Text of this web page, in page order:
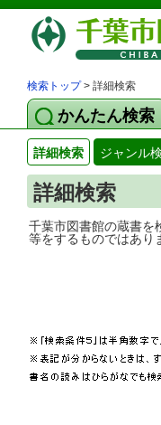
検索トップ> 詳細検索
かんたん検索
詳細検索 ジャンル
詳細検索
千葉市図書館
等をするものではあり